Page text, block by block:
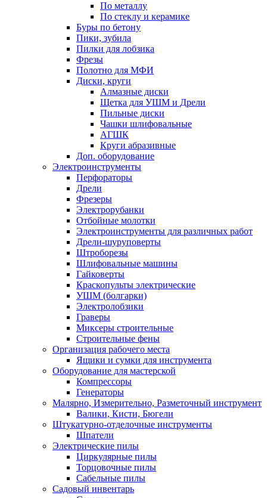
По металлу
По стеклу и керамике
Буры по бетону
Пики, зубила
Пилки для лобзика
Фрезы
Полотно для МФИ
Диски, круги
Алмазные диски
Щетка для УШМ и Дрели
Пильные диски
Чашки шлифовальные
АГШК
Круги абразивные
Доп. оборудование
Электроинструменты
Перфораторы
Дрели
Фрезеры
Электрорубанки
Отбойные молотки
Электроинструменты для различных работ
Дрели-шуруповерты
Штроборезы
Шлифовальные машины
Гайковерты
Краскопульты электрические
УШМ (болгарки)
Электролобзики
Граверы
Миксеры строительные
Строительные фены
Организация рабочего места
Ящики и сумки для инструмента
Оборудование для мастерской
Компрессоры
Генераторы
Малярно, Измерительно, Разметочный инструмент
Валики, Кисти, Бюгели
Штукатурно-отделочные инструменты
Шпатели
Электрические пилы
Циркулярные пилы
Торцовочные пилы
Сабельные пилы
Садовый инвентарь